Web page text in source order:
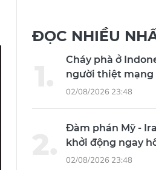
ĐỌC NHIỀU
Cháy phà ở
người thiệt mạng
02/08/2026 23:48
Đàm phán Mỹ -
khởi động ngay
02/08/2026 23:48